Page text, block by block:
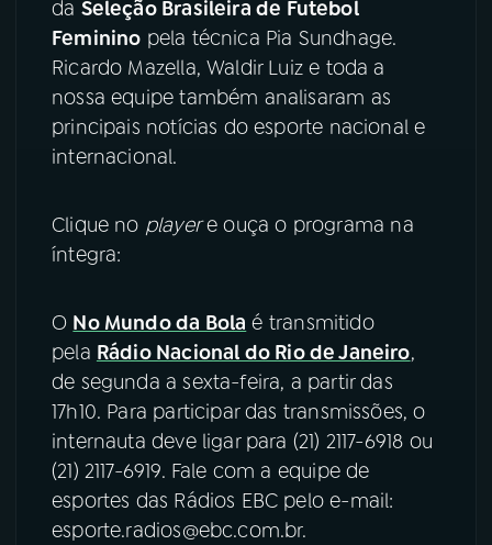
ACOMPANHE A RÁDIO NACIONAL
YouTube Facebook
Instagram
TikTok
da Seleção Brasileira de Futebol
Feminino pela técnica Pia Sundhage.
Ricardo Mazella, Waldir Luiz e toda a
nossa equipe também analisaram as
principais notícias do esporte nacional e
internacional.
Clique no playere ouça o programa na
íntegra:
O No Mundo da Bola é transmitido
pela Rádio Nacional do Rio de Janeiro,
de segunda a sexta-feira, a partir das
17h10. Para participar das transmissões, o
internauta deve ligar para (21) 2117-6918 ou
(21) 2117-6919. Fale com a equipe de
esportes das Rádios EBC pelo e-mail:
esporte.radios@ebc.com.br.